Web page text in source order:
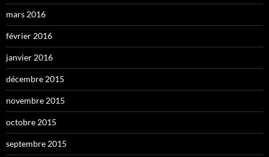
mars 2016
février 2016
janvier 2016
décembre 2015
novembre 2015
octobre 2015
septembre 2015